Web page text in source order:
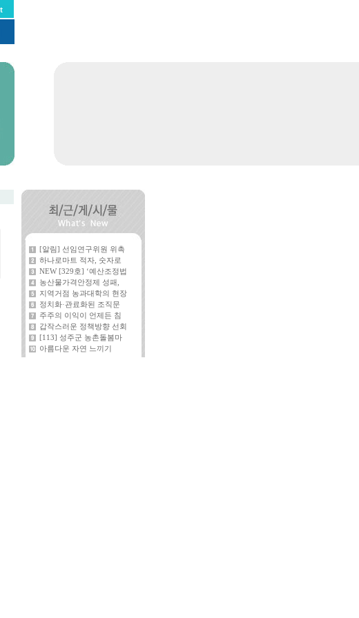
[알림] 선임연구위원 위촉
하나로마트 적자, 숫자로
NEW [329호] ‘예산조정법
농산물가격안정제 성패,
지역거점 농과대학의 현장
정치화·관료화된 조직문
주주의 이익이 언제든 침
갑작스러운 정책방향 선회
[113] 성주군 농촌돌봄마
아름다운 자연 느끼기